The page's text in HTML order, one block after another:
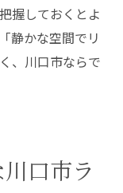
握しておくとよ
静かな空間でリ
、川口市ならで
口市ラ